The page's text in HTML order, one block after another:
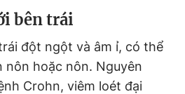
bên trái
đột ngột và âm ỉ, có thể
nôn hoặc nôn. Nguyên
Crohn, viêm loét đại